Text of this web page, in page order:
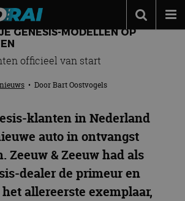
GENESIS-MODELLEN OP
officieel van start
• DoorBart Oostvogels
klanten in Nederland
auto in ontvangst
Zeeuw & Zeeuw had als
dealer de primeur en
allereerste exemplaar,